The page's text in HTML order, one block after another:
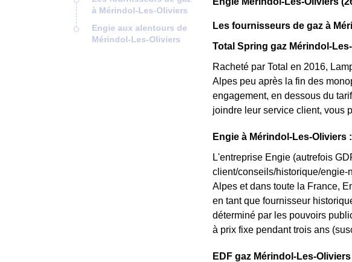
à Mérindol-Les-Oliviers
Engie aux alentours de
Mérindol-Les-Oliviers
Les fournisseurs de gaz à
Total Spring gaz Mérindol-
Racheté par Total en 2016,
Alpes peu après la fin des
engagement, en dessous du
joindre leur service client, vous
Engie à Mérindol-Les-
L'entreprise Engie (autrefois
client/conseils/historique/engie-
Alpes et dans toute la France,
en tant que fournisseur
déterminé par les pouvoirs
à prix fixe pendant trois ans
EDF gaz Mérindol-Les-